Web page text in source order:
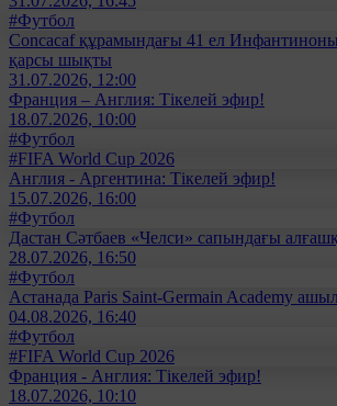
#Футбол
Concacaf құрамындағы 41 ел
қарсы шықты
31.07.2026, 12:00
Франция – Англия: Тікелей эфир!
18.07.2026, 10:00
#Футбол
#FIFA World Cup 2026
Англия - Аргентина: Тікелей эфир!
15.07.2026, 16:00
#Футбол
Дастан Сәтбаев «Челси» сапындағы
28.07.2026, 16:50
#Футбол
Астанада Paris Saint-Germain Academy
04.08.2026, 16:40
#Футбол
#FIFA World Cup 2026
Франция - Англия: Тікелей эфир!
18.07.2026, 10:10